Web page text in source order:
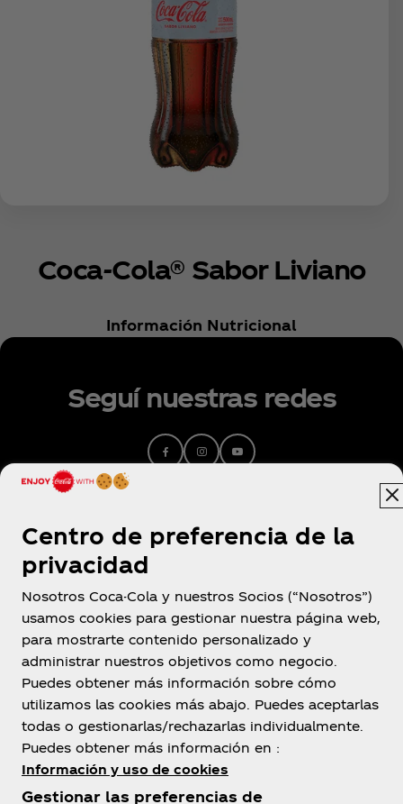
Coca‑Cola® Sabor Liviano
Información Nutricional
Seguí nuestras redes
Argentina
Sobre Nosotros
Centro de preferencia de la
privacidad
Nosotros Coca-Cola y nuestros Socios (“Nosotros”)
usamos cookies para gestionar nuestra página web,
para mostrarte contenido personalizado y
administrar nuestros objetivos como negocio.
Puedes obtener más información sobre cómo
utilizamos las cookies más abajo. Puedes aceptarlas
todas o gestionarlas/rechazarlas individualmente.
Puedes obtener más información en :
Información y uso de cookies
Gestionar las preferencias de